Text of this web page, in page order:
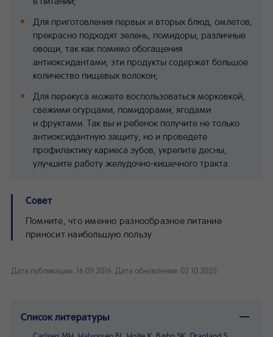
Для приготовления первых и вторых блюд, омлетов,
прекрасно подходят зелень, помидоры, различные
овощи, так как помимо обогащения
антиоксидантами, эти продукты содержат большое
количество пищевых волокон;
Для перекуса можете воспользоваться морковкой,
свежими огурцами, помидорами, ягодами
и фруктами. Так вы и ребенок получите не только
антиоксидантную защиту, но и проведете
профилактику кариеса зубов, укрепите десны,
улучшите работу желудочно-кишечного тракта.
Совет
Помните, что именно разнообразное питание
приносит наибольшую пользу.
Дата публикации: 16.09.2016. Дата обновления: 02.10.2025.
Список литературы